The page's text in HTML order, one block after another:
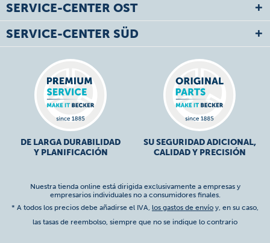
SERVICE-CENTER OST
SERVICE-CENTER SÜD
DE LARGA DURABILIDAD
Y PLANIFICACIÓN
SU SEGURIDAD ADICIONAL,
CALIDAD Y PRECISIÓN
Nuestra tienda online está dirigida exclusivamente a empresas y
empresarios individuales no a consumidores finales.
* A todos los precios debe añadirse el IVA, los gastos de envío y, en su caso,
las tasas de reembolso, siempre que no se indique lo contrario